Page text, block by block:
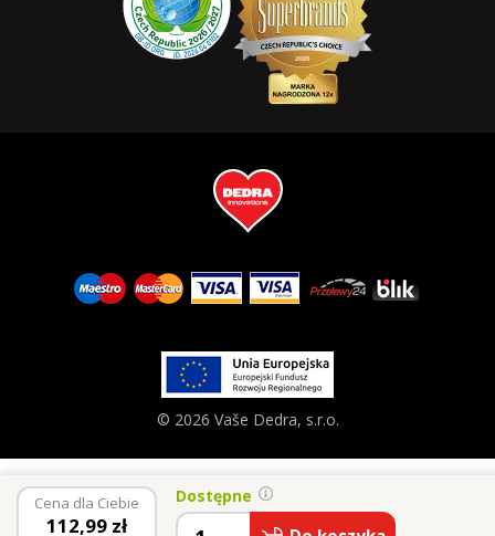
Cena dla Ciebie
112,99 zł
Dostępne
© 2026 Vaše Dedra, s.r.o.